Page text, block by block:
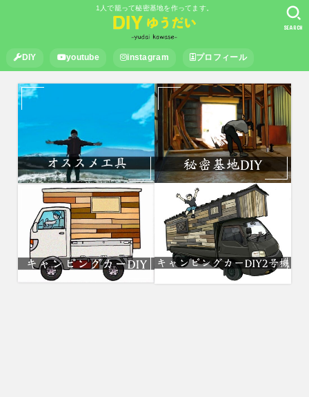
1人で籠って秘密基地を作ってます。
DIY youtube instagram プロフィール
SEARCH